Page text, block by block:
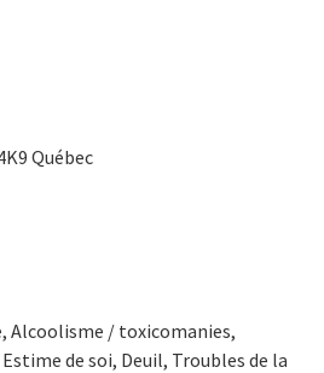
Québec
Alcoolisme / toxicomanies,
de soi, Deuil, Troubles de la